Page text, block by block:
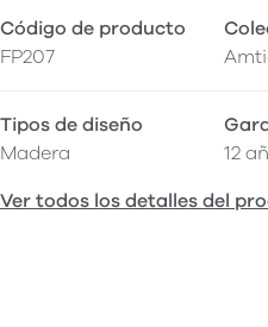
Código de producto
FP207
Tipos de diseño
Madera
12
Ver todos los detalles del